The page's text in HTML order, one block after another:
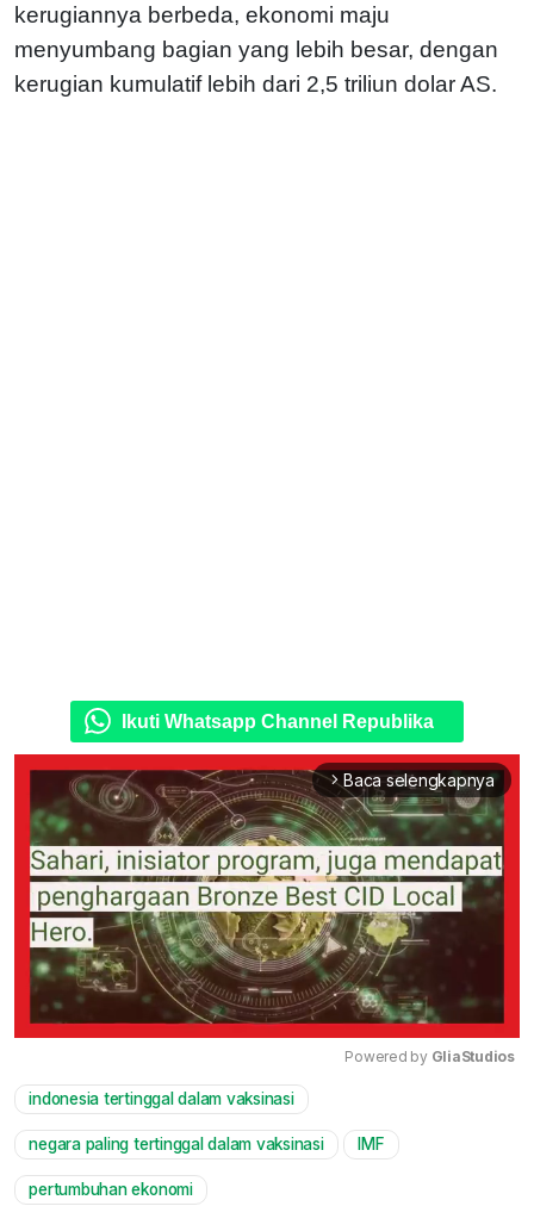
kerugiannya berbeda, ekonomi maju
menyumbang bagian yang lebih besar, dengan
kerugian kumulatif lebih dari 2,5 triliun dolar AS.
Ikuti Whatsapp Channel Republika
arrow_forward_ios Baca selengkapnya
Powered by GliaStudios
indonesia tertinggal dalam vaksinasi
negara paling tertinggal dalam vaksinasi IMF
pertumbuhan ekonomi